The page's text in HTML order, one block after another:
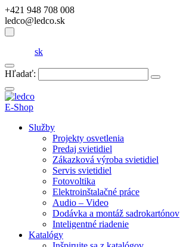
+421 948 708 008
ledco@ledco.sk
sk
Hľadať:
E-Shop
Služby
Projekty osvetlenia
Predaj svietidiel
Zákazková výroba svietidiel
Servis svietidiel
Fotovoltika
Elektroinštalačné práce
Audio – Video
Dodávka a montáž sadrokartónov
Inteligentné riadenie
Katalógy